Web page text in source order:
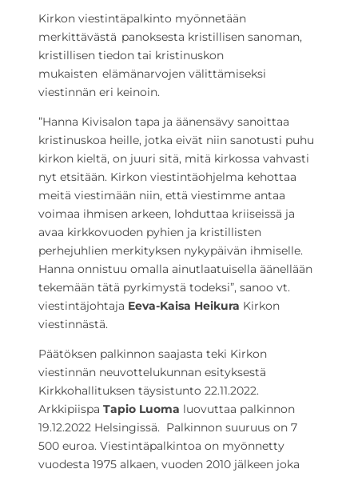
Kirkon viestintäpalkinto myönnetään
merkittävästä panoksesta kristillisen sanoman,
kristillisen tiedon tai kristinuskon
mukaisten elämänarvojen välittämiseksi
viestinnän eri keinoin.
”Hanna Kivisalon tapa ja äänensävy sanoittaa
kristinuskoa heille, jotka eivät niin sanotusti puhu
kirkon kieltä, on juuri sitä, mitä kirkossa vahvasti
nyt etsitään. Kirkon viestintäohjelma kehottaa
meitä viestimään niin, että viestimme antaa
voimaa ihmisen arkeen, lohduttaa kriiseissä ja
avaa kirkkovuoden pyhien ja kristillisten
perhejuhlien merkityksen nykypäivän ihmiselle.
Hanna onnistuu omalla ainutlaatuisella äänellään
tekemään tätä pyrkimystä todeksi”, sanoo vt.
viestintäjohtaja Eeva-Kaisa Heikura Kirkon
viestinnästä.
Päätöksen palkinnon saajasta teki Kirkon
viestinnän neuvottelukunnan esityksestä
Kirkkohallituksen täysistunto 22.11.2022.
Arkkipiispa Tapio Luoma luovuttaa palkinnon
19.12.2022 Helsingissä. Palkinnon suuruus on 7
500 euroa. Viestintäpalkintoa on myönnetty
vuodesta 1975 alkaen, vuoden 2010 jälkeen joka